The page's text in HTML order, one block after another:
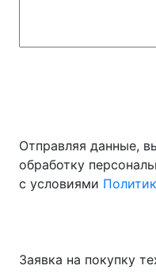
Отправляя данные,
обработку
с условиями
Заявка на покупку